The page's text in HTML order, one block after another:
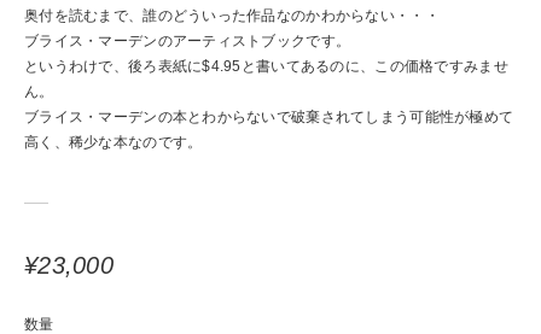
奥付を読むまで、誰のどういった作品なのかわからない・・・
ブライス・マーデンのアーティストブックです。
というわけで、後ろ表紙に$4.95と書いてあるのに、この価格ですみませ
ん。
ブライス・マーデンの本とわからないで破棄されてしまう可能性が極めて
高く、稀少な本なのです。
¥23,000
数量